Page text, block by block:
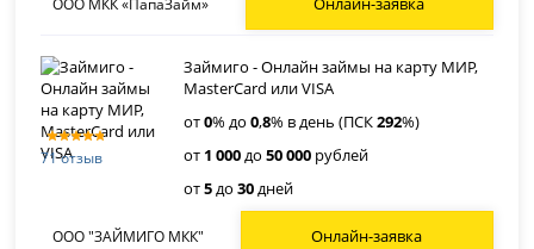
ООО МКК «ПапаЗайм»
71 отзыв
Займиго - Онлайн займы на карту МИР,
MasterCard или VISA
от0% до0,8% в день (ПСК292%)
от 1 000до50 000 рублей
от5до30дней
ООО "ЗАЙМИГО МКК" Онлайн-заявка